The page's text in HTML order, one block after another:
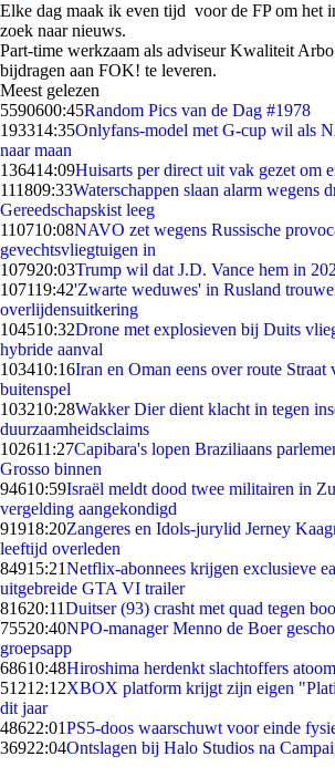
Elke dag maak ik even tijd voor de FP om het
zoek naar nieuws.
Part-time werkzaam als adviseur Kwaliteit
bijdragen aan FOK! te leveren.
Meest gelezen
5590600:45Random Pics van de Dag #1978
193314:35Onlyfans-model met G-cup wil als
naar maan
136414:09Huisarts per direct uit vak gezet om
111809:33Waterschappen slaan alarm wegens
Gereedschapskist leeg
110710:08NAVO zet wegens Russische
gevechtsvliegtuigen in
107920:03Trump wil dat J.D. Vance hem in
107119:42'Zwarte weduwes' in Rusland
overlijdensuitkering
104510:32Drone met explosieven bij Duits
hybride aanval
103410:16Iran en Oman eens over route
buitenspel
103210:28Wakker Dier dient klacht in tegen
duurzaamheidsclaims
102611:27Capibara's lopen Braziliaans
Grosso binnen
94610:59Israël meldt dood twee militairen in
vergelding aangekondigd
91918:20Zangeres en Idols-jurylid Jerney
leeftijd overleden
84915:21Netflix-abonnees krijgen exclusieve
uitgebreide GTA VI trailer
81620:11Duitser (93) crasht met quad tegen
75520:40NPO-manager Menno de Boer
groepsapp
68610:48Hiroshima herdenkt slachtoffers
51212:12XBOX platform krijgt zijn eigen
dit jaar
48622:01PS5-doos waarschuwt voor einde
36922:04Ontslagen bij Halo Studios na